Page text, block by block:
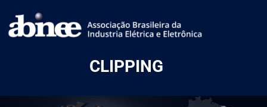
CLIPPING